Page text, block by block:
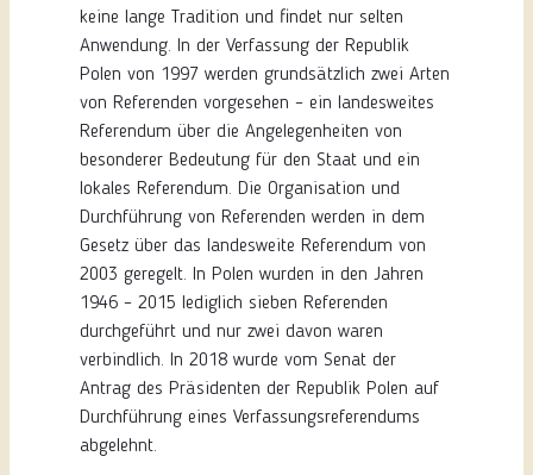
keine lange Tradition und findet nur selten
Anwendung. In der Verfassung der Republik
Polen von 1997 werden grundsätzlich zwei Arten
von Referenden vorgesehen – ein landesweites
Referendum über die Angelegenheiten von
besonderer Bedeutung für den Staat und ein
lokales Referendum. Die Organisation und
Durchführung von Referenden werden in dem
Gesetz über das landesweite Referendum von
2003 geregelt. In Polen wurden in den Jahren
1946 – 2015 lediglich sieben Referenden
durchgeführt und nur zwei davon waren
verbindlich. In 2018 wurde vom Senat der
Antrag des Präsidenten der Republik Polen auf
Durchführung eines Verfassungsreferendums
abgelehnt.